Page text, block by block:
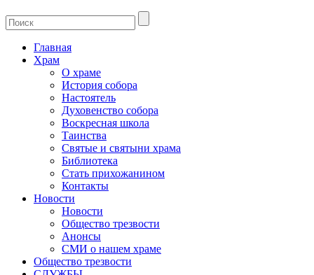
Главная
Храм
О храме
История собора
Настоятель
Духовенство собора
Воскресная школа
Таинства
Святые и святыни храма
Библиотека
Стать прихожанином
Контакты
Новости
Новости
Общество трезвости
Анонсы
СМИ о нашем храме
Общество трезвости